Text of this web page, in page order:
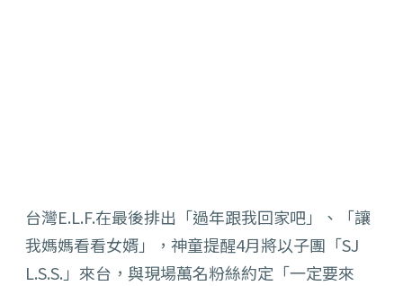
台灣E.L.F.在最後排出「過年跟我回家吧」、「讓
我媽媽看看女婿」，神童提醒4月將以子團「SJ
L.S.S.」來台，與現場萬名粉絲約定「一定要來